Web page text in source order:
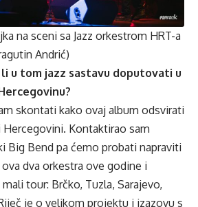
na sceni sa Jazz orkestrom HRT-a
Andrić)
u tom jazz sastavu doputovati u
skontati kako ovaj album odsvirati
Hercegovini. Kontaktirao sam
Big Bend pa ćemo probati napraviti
dva orkestra ove godine i
tour: Brčko, Tuzla, Sarajevo,
je o velikom projektu i izazovu s